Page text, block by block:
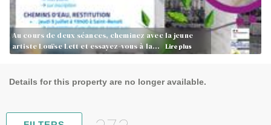
Au cours de deux séances, cheminez avec la jeune
artiste Louïse Lett et essayez-vous à la…
Lire plus
Details for this property are no longer available.